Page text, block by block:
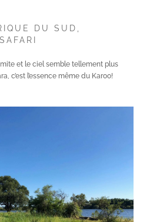
DU SUD
SAFARI
limite et le ciel semble tellement plus
c’est l’essence même du Karoo!